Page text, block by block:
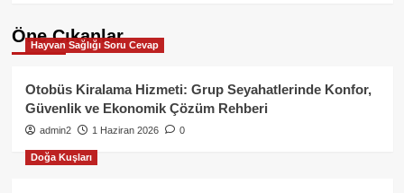
Öne Çıkanlar
Hayvan Sağlığı Soru Cevap
Otobüs Kiralama Hizmeti: Grup Seyahatlerinde Konfor,
Güvenlik ve Ekonomik Çözüm Rehberi
admin2 1 Haziran 2026 0
Doğa Kuşları